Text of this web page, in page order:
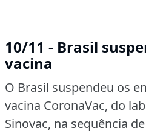
10/11 - Brasil
vacina
O Brasil suspendeu os
vacina CoronaVac, do
Sinovac, na sequência